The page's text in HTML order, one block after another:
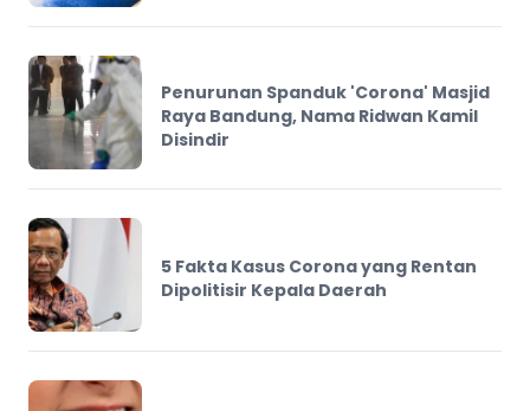
Penurunan Spanduk 'Corona' Masjid
Raya Bandung, Nama Ridwan Kamil
Disindir
5 Fakta Kasus Corona yang Rentan
Dipolitisir Kepala Daerah